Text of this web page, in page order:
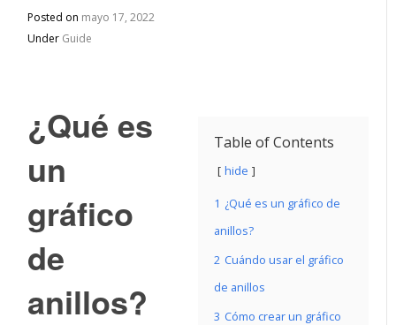
Posted on mayo 17, 2022
Under Guide
Table of Contents
hide
1 ¿Qué es un gráfico de
anillos?
2 Cuándo usar el gráfico
de anillos
3 Cómo crear un gráfico
¿Qué es
un
gráfico
de
anillos?